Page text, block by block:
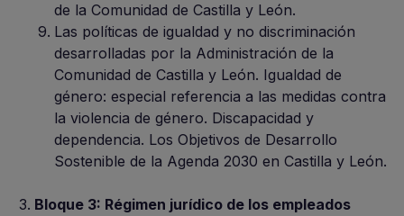
de la Comunidad de Castilla y León.
Las políticas de igualdad y no discriminación
desarrolladas por la Administración de la
Comunidad de Castilla y León. Igualdad de
género: especial referencia a las medidas contra
la violencia de género. Discapacidad y
dependencia. Los Objetivos de Desarrollo
Sostenible de la Agenda 2030 en Castilla y León.
Bloque 3: Régimen jurídico de los empleados